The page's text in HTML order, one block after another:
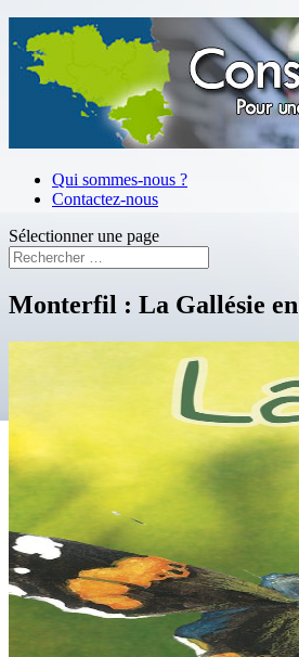
Qui sommes-nous ?
Contactez-nous
Sélectionner une page
Monterfil : La Gallésie